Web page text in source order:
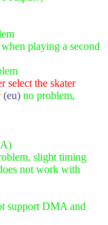
playing a second
select the skater
(eu) no problem,
slight timing
not work with
support DMA and